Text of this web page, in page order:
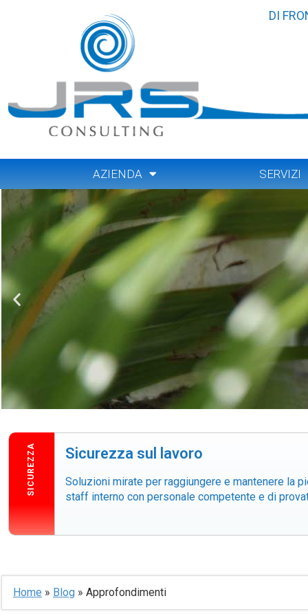
DI
AZIENDA SERVIZI
SICUREZZA Sicurezza sul lavoro
Soluzioni mirate per raggiungere e mantenere la
staff interno con personale competente e di
Home » Blog » Approfondimenti